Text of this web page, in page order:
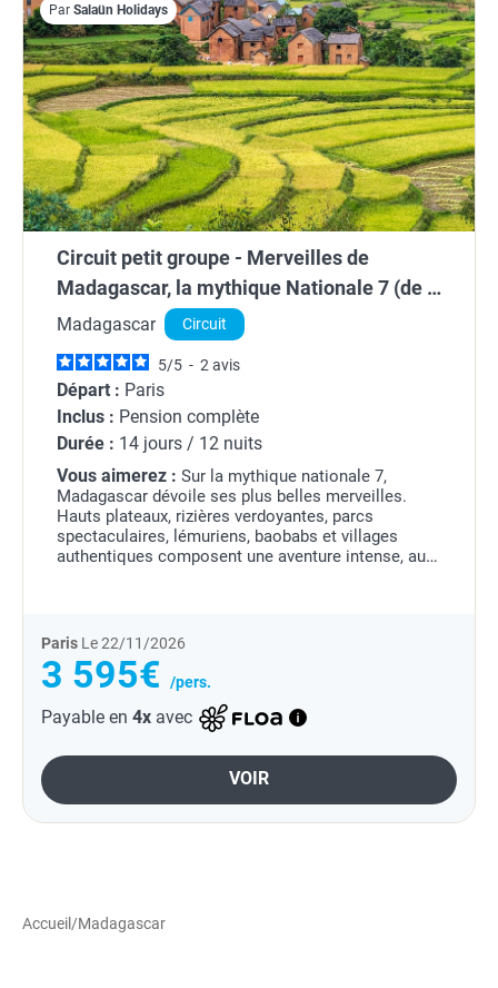
Par Salaün Holidays
Circuit petit groupe - Merveilles de
Madagascar, la mythique Nationale 7 (de 8
à 16 pers. max.)
Madagascar Circuit
5/5 - 2 avis
Départ : Paris
Inclus : Pension complète
Durée : 14 jours / 12 nuits
Vous aimerez : Sur la mythique nationale 7,
Madagascar dévoile ses plus belles merveilles.
Hauts plateaux, rizières verdoyantes, parcs
spectaculaires, lémuriens, baobabs et villages
authentiques composent une aventure intense, au
Paris Le 22/11/2026
3 595€ /pers.
Payable en 4x avec
VOIR
Accueil /Madagascar